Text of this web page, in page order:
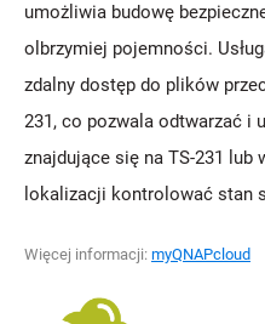
umożliwia budowę
olbrzymiej pojemności.
zdalny dostęp do plików
231, co pozwala odtwarzać i
znajdujące się na TS-231 lub
lokalizacji kontrolować stan
Więcej informacji: myQNAPcloud